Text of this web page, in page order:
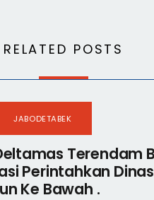
RELATED POSTS
JABODETABEK
Terendam
Perintahkan Dinas
Ke Bawah .